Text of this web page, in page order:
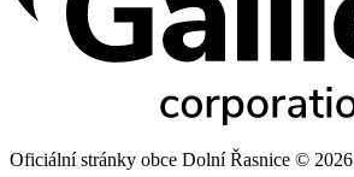
Oficiální stránky obce Dolní Řasnice © 2026